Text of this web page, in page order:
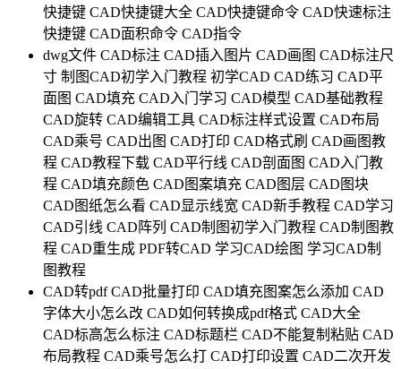
快捷键 CAD快捷键大全 CAD快捷键命令 CAD快速标注
快捷键 CAD面积命令 CAD指令
dwg文件 CAD标注 CAD插入图片 CAD画图 CAD标注尺
寸 制图CAD初学入门教程 初学CAD CAD练习 CAD平
面图 CAD填充 CAD入门学习 CAD模型 CAD基础教程
CAD旋转 CAD编辑工具 CAD标注样式设置 CAD布局
CAD乘号 CAD出图 CAD打印 CAD格式刷 CAD画图教
程 CAD教程下载 CAD平行线 CAD剖面图 CAD入门教
程 CAD填充颜色 CAD图案填充 CAD图层 CAD图块
CAD图纸怎么看 CAD显示线宽 CAD新手教程 CAD学习
CAD引线 CAD阵列 CAD制图初学入门教程 CAD制图教
程 CAD重生成 PDF转CAD 学习CAD绘图 学习CAD制
图教程
CAD转pdf CAD批量打印 CAD填充图案怎么添加 CAD
字体大小怎么改 CAD如何转换成pdf格式 CAD大全
CAD标高怎么标注 CAD标题栏 CAD不能复制粘贴 CAD
布局教程 CAD乘号怎么打 CAD打印设置 CAD二次开发